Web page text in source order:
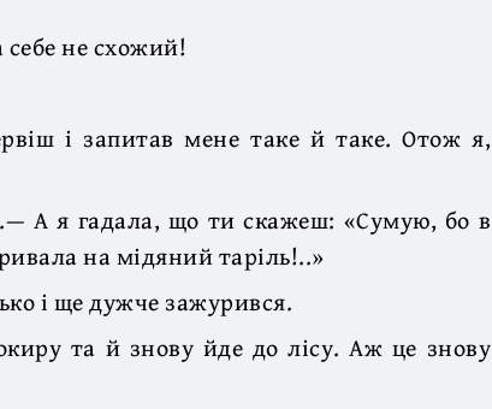
не схожий!
і запитав мене таке й таке. Отож я,
А я гадала, що ти скажеш: «Сумую, бо в
на мідяний таріль!..»
і ще дужче зажурився.
та й знову йде до лісу. Аж це знову